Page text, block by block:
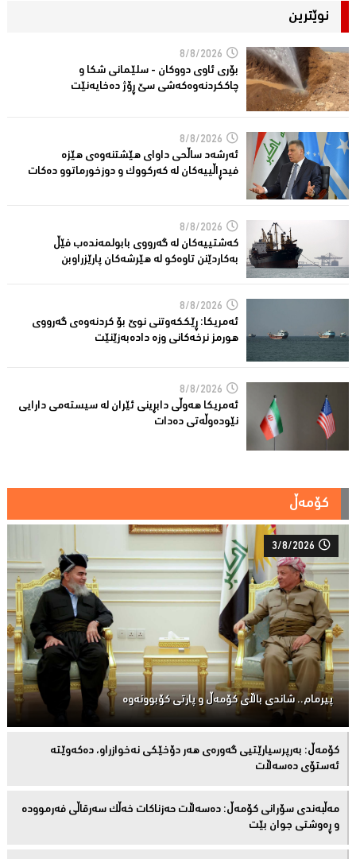
نوێترین
8/8/2026
بۆری ئاوی دووکان - سلێمانی شکا و
چاککردنەوەکەشى سێ ڕۆژ دەخایەنێت
8/8/2026
ئەرشەد ساڵحی داواى هێشتنەوەى هێزە
فیدڕاڵییەکان لە كەركووك و دوزخورماتوو دەکات
8/8/2026
کەشتییەکان لە گەرووى بابولمەندەب فێڵ
بەکاردێنن تاوەکو لە هێرشەکان پارێزراوبن
8/8/2026
ئەمریكا: ڕێککەوتنى نوێ بۆ كردنەوەی گەرووی
هورمز نرخەكانی وزە دادەبەزێنێت
8/8/2026
ئەمریکا هەوڵى دابڕینى ئێران لە سیستەمی دارایی
نێودەوڵەتی دەدات
کۆمەڵ
3/8/2026
پیرمام.. شاندی باڵای كۆمه‌ڵ و پارتی كۆبوونه‌وه‌
كۆمەڵ: بەرپرسیارێتیی گەورەی هەر دۆخێکی نەخوازراو، دەكەوێتە
ئەستۆی دەسەڵات
مەڵبەندى سۆرانى کۆمەڵ: دەسەڵات حەزناکات خەڵک سەرقاڵى فەرموودە
و ڕەوشتى جوان بێت